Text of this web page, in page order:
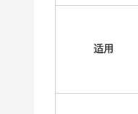
适用